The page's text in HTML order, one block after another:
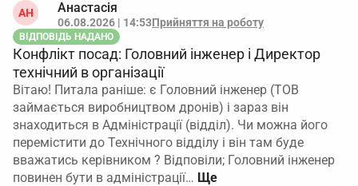
АН Анастасія
06.08.2026 | 14:53Прийняття на роботу
ВІДПОВІДЬ НАДАНО
Конфлікт посад: Головний інженер і Директор
технічний в організації
Вітаю! Питала раніше: є Головний інженер (ТОВ
займається виробництвом дронів) і зараз він
знаходиться в Адміністрації (відділ). Чи можна його
перемістити до Технічного відділу і він там буде
вважатись керівником ? Відповіли; Головний інженер
повинен бути в адміністрації…